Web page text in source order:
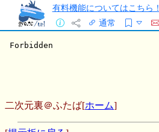
有料機能についてはこちら！
通常